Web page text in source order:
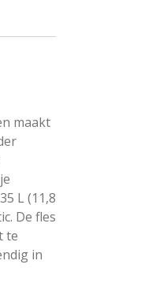
maakt
L (11,8
De fles
te
in